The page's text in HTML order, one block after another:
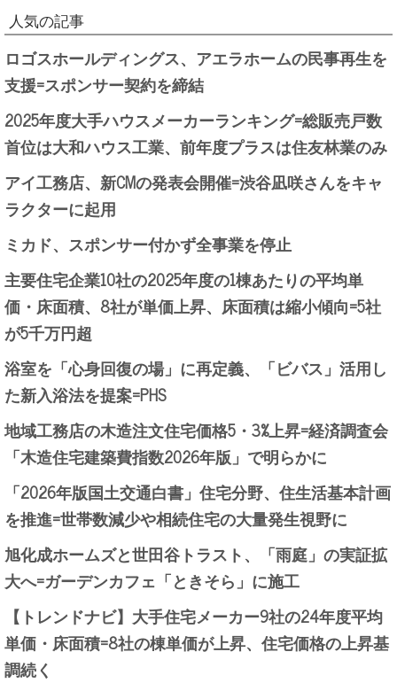
人気の記事
ロゴスホールディングス、アエラホームの民事再生を
支援=スポンサー契約を締結
2025年度大手ハウスメーカーランキング=総販売戸数
首位は大和ハウス工業、前年度プラスは住友林業のみ
アイ工務店、新CMの発表会開催=渋谷凪咲さんをキャ
ラクターに起用
ミカド、スポンサー付かず全事業を停止
主要住宅企業10社の2025年度の1棟あたりの平均単
価・床面積、8社が単価上昇、床面積は縮小傾向=5社
が5千万円超
浴室を「心身回復の場」に再定義、「ビバス」活用し
た新入浴法を提案=PHS
地域工務店の木造注文住宅価格5・3%上昇=経済調査会
「木造住宅建築費指数2026年版」で明らかに
「2026年版国土交通白書」住宅分野、住生活基本計画
を推進=世帯数減少や相続住宅の大量発生視野に
旭化成ホームズと世田谷トラスト、「雨庭」の実証拡
大へ=ガーデンカフェ「ときそら」に施工
【トレンドナビ】大手住宅メーカー9社の24年度平均
単価・床面積=8社の棟単価が上昇、住宅価格の上昇基
調続く